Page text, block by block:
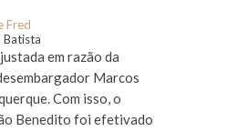
Batista
em razão da
Marcos
Com isso, o
Benedito foi efetivado